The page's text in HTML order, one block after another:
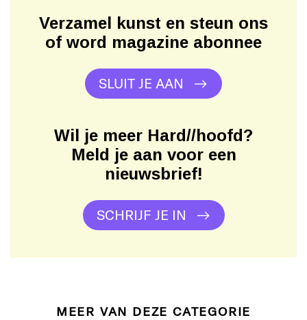
Verzamel kunst en steun ons
of word magazine abonnee
SLUIT JE AAN
Wil je meer Hard//hoofd?
Meld je aan voor een
nieuwsbrief!
SCHRIJF JE IN
MEER VAN DEZE CATEGORIE